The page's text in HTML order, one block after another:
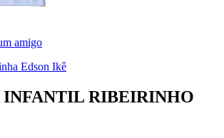
amigo
Edson Ikê
INFANTIL RIBEIRINHO